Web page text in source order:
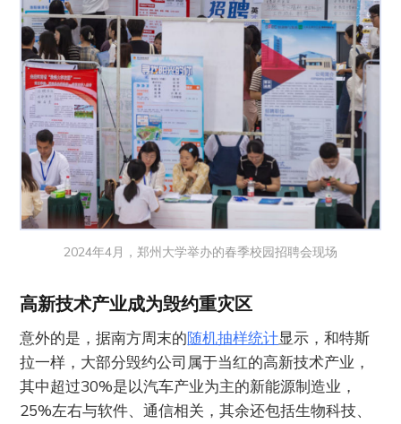
2024年4月，郑州大学举办的春季校园招聘会现场
高新技术产业成为毁约重灾区
意外的是，据南方周末的随机抽样统计显示，和特斯
拉一样，大部分毁约公司属于当红的高新技术产业，
其中超过30%是以汽车产业为主的新能源制造业，
25%左右与软件、通信相关，其余还包括生物科技、